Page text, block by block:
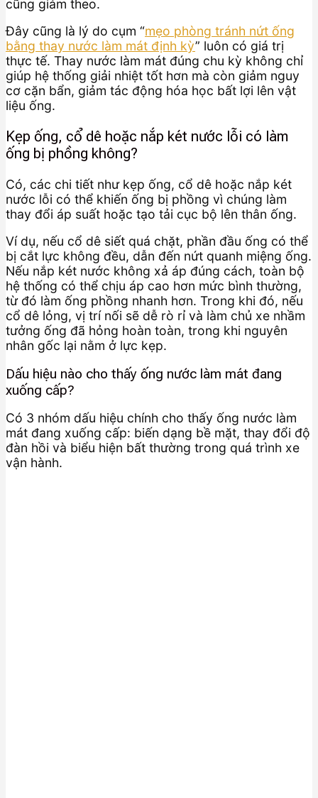
cũng giảm theo.
Đây cũng là lý do cụm “mẹo phòng tránh nứt ống
bằng thay nước làm mát định kỳ” luôn có giá trị
thực tế. Thay nước làm mát đúng chu kỳ không chỉ
giúp hệ thống giải nhiệt tốt hơn mà còn giảm nguy
cơ cặn bẩn, giảm tác động hóa học bất lợi lên vật
liệu ống.
Kẹp ống, cổ dê hoặc nắp két nước lỗi có làm
ống bị phồng không?
Có, các chi tiết như kẹp ống, cổ dê hoặc nắp két
nước lỗi có thể khiến ống bị phồng vì chúng làm
thay đổi áp suất hoặc tạo tải cục bộ lên thân ống.
Ví dụ, nếu cổ dê siết quá chặt, phần đầu ống có thể
bị cắt lực không đều, dẫn đến nứt quanh miệng ống.
Nếu nắp két nước không xả áp đúng cách, toàn bộ
hệ thống có thể chịu áp cao hơn mức bình thường,
từ đó làm ống phồng nhanh hơn. Trong khi đó, nếu
cổ dê lỏng, vị trí nối sẽ dễ rò rỉ và làm chủ xe nhầm
tưởng ống đã hỏng hoàn toàn, trong khi nguyên
nhân gốc lại nằm ở lực kẹp.
Dấu hiệu nào cho thấy ống nước làm mát đang
xuống cấp?
Có 3 nhóm dấu hiệu chính cho thấy ống nước làm
mát đang xuống cấp: biến dạng bề mặt, thay đổi độ
đàn hồi và biểu hiện bất thường trong quá trình xe
vận hành.